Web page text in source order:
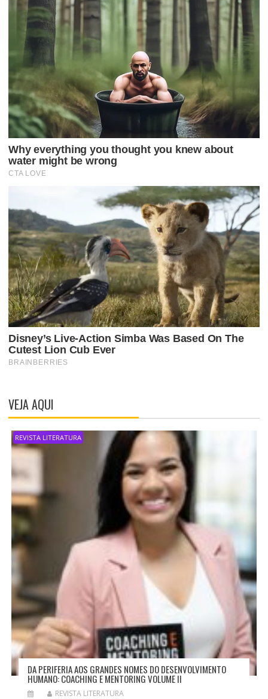
VEJA AQUI
REVISTA LITERATURA
DA PERIFERIA AOS GRANDES NOMES DO DESENVOLVIMENTO
HUMANO: COACHING E MENTORING VOLUME II
REVISTA LITERATURA